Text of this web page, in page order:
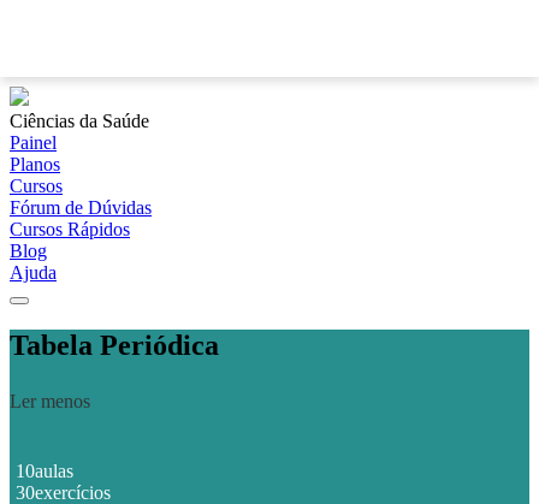
Ciências da Saúde
Painel
Planos
Cursos
Fórum de Dúvidas
Cursos Rápidos
Blog
Ajuda
Tabela Periódica
Ler menos
10aulas
30exercícios